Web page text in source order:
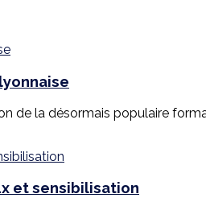
de la désormais populaire
et sensibilisation